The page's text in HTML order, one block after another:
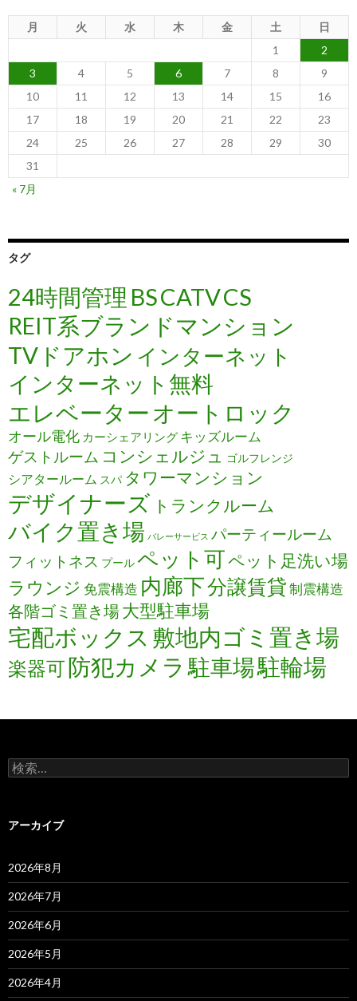
月 火 水 木 金 土
日
1
2
3
4 5 6 7 8
9
10
11 12 13 14 15
16
17
18 19 20 21 22
23
24
25 26 27 28 29
30
31
« 7月
タグ
24時間管理 BSCATVCS
REIT系ブランドマンション
TVドアホン インターネット
インターネット無料
エレベーター オートロック
オール電化 カーシェアリング キッズルーム
ゲストルーム コンシェルジュ ゴルフレンジ
シアタールーム スパ タワーマンション
デザイナーズ トランクルーム
バイク置き場 バレーサービス パーティールーム
フィットネス プールペット可ペット足洗い場
ラウンジ 免震構造 内廊下分譲賃貸制震構造
各階ゴミ置き場大型駐車場
宅配ボックス 敷地内ゴミ置き場
楽器可防犯カメラ 駐車場駐輪場
検
索:
アーカイブ
2026年8月
2026年7月
2026年6月
2026年5月
2026年4月